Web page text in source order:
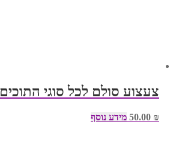
צעצוע סולם לכל סוגי התוכים
₪ מידע נוסף